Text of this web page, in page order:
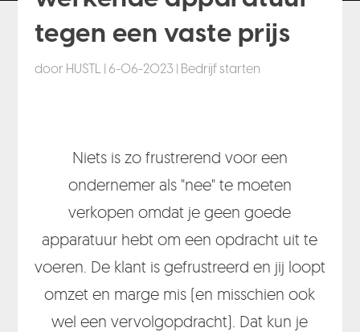
tegen een vaste prijs
door HUSTL | 6-06-2023 | Bedrijf starten
Niets is zo frustrerend voor een
ondernemer als "nee" te moeten
verkopen omdat je geen goede
apparatuur hebt om een opdracht uit te
voeren. De klant is gefrustreerd en jij loopt
omzet en marge mis (en misschien ook
wel een vervolgopdracht). Dat kun je